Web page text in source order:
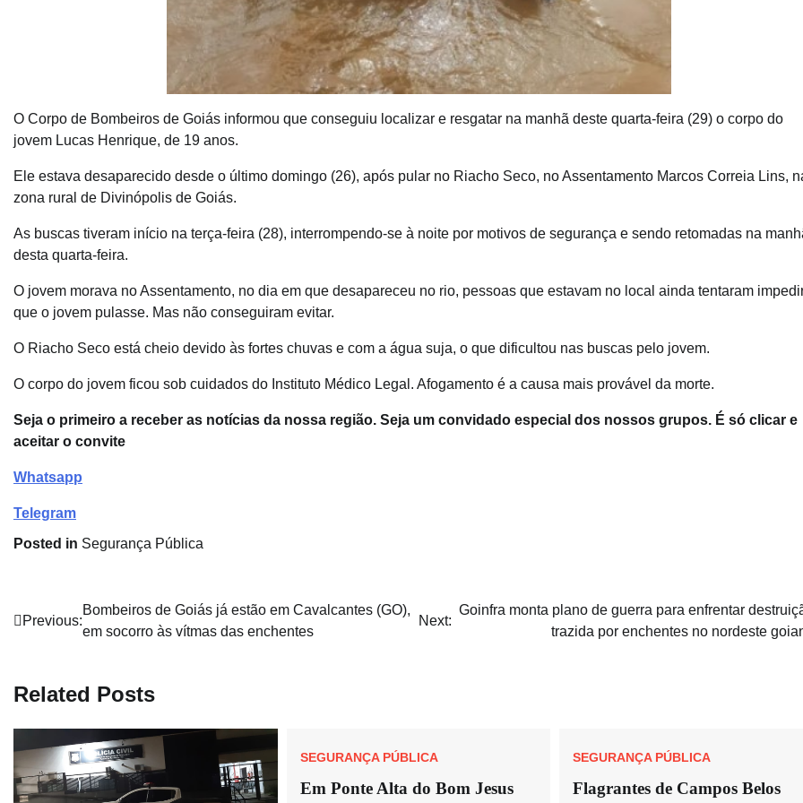
O Corpo de Bombeiros de Goiás informou que conseguiu localizar e resgatar na manhã deste quarta-feira (29) o corpo do
jovem Lucas Henrique, de 19 anos.
Ele estava desaparecido desde o último domingo (26), após pular no Riacho Seco, no Assentamento Marcos Correia Lins,
zona rural de Divinópolis de Goiás.
As buscas tiveram início na terça-feira (28), interrompendo-se à noite por motivos de segurança e sendo retomadas na
desta quarta-feira.
O jovem morava no Assentamento, no dia em que desapareceu no rio, pessoas que estavam no local ainda tentaram
que o jovem pulasse. Mas não conseguiram evitar.
O Riacho Seco está cheio devido às fortes chuvas e com a água suja, o que dificultou nas buscas pelo jovem.
O corpo do jovem ficou sob cuidados do Instituto Médico Legal. Afogamento é a causa mais provável da morte.
Seja o primeiro a receber as notícias da nossa região. Seja um convidado especial dos nossos grupos. É só clicar e
aceitar o convite
Whatsapp
Telegram
Posted in Segurança Pública
Navegação
Previous:
Bombeiros de Goiás já estão em Cavalcantes (GO),
em socorro às vítmas das enchentes
Next:
Goinfra monta plano de guerra para enfrentar
trazida por enchentes no nordeste
Related Posts
SEGURANÇA PÚBLICA
Em Ponte Alta do Bom Jesus
SEGURANÇA PÚBLICA
Flagrantes de Campos Belos